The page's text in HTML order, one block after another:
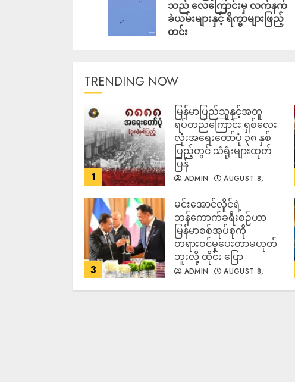
သည် လေကြောင်းမှ လက်နက်
ခဲယမ်းများနှင့် ရိက္ခာများဖြည့်
တင်း
TRENDING NOW
1
မြန်မာပြည်သူနှင့်အတူ
ရပ်တည်ကြောင်း ရှစ်လေး
လုံးအရေးတော်ပုံ ၃၈ နှစ်
ပြည့်တွင် သံရုံးများထုတ်
ပြန်
ADMIN
AUGUST 8,
3
မင်းအောင်လှိုင်ရဲ့
ဘန်ကောက်ခရီးစဉ်ဟာ
မြန်မာစစ်အုပ်စုကို
တရားဝင်မှုပေးတာမဟုတ်
ဘူးလို့ ထိုင်း ပြော
ADMIN
AUGUST 8,